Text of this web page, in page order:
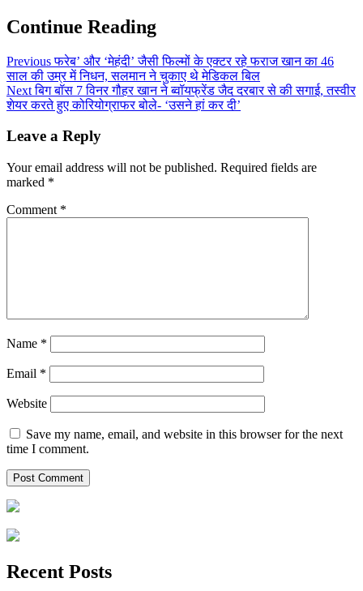
Continue Reading
Previousफरेब’ और ‘मेहंदी’ जैसी फिल्मों के एक्टर रहे फराज खान का 46
साल की उम्र में निधन, सलमान ने चुकाए थे मेडिकल बिल
Nextबिग बॉस 7 विनर गौहर खान ने ब्वॉयफ्रेंड जैद दरबार से की सगाई, तस्वीर
शेयर करते हुए कोरियोग्राफर बोले- ‘उसने हां कर दी’
Leave a Reply
Your email address will not be published. Required fields are
marked *
Comment *
Name *
Email *
Website
Save my name, email, and website in this browser for the next
time I comment.
Recent Posts